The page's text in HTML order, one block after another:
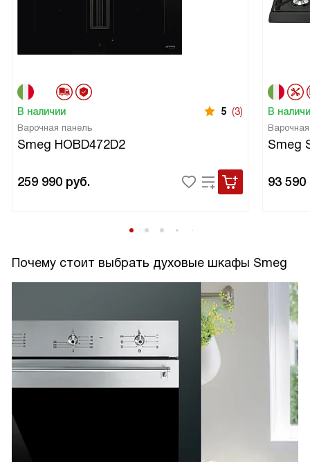
В наличии 5 (3)
Варочная панель
Smeg HOBD472D2
259 990 руб.
В
Smeg
93 590
Почему стоит выбрать духовые шкафы Smeg